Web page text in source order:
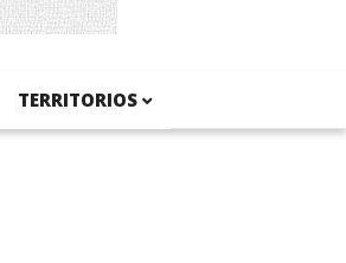
TERRITORIOS